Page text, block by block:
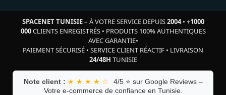
SPACENET TUNISIE– À VOTRE SERVICE DEPUIS2004• +1000
000CLIENTS ENREGISTRÉS• PRODUITS 100% AUTHENTIQUES
AVEC GARANTIE•
PAIEMENT SÉCURISÉ • SERVICE CLIENT RÉACTIF • LIVRAISON
24/48H TUNISIE
Note client : ★ ★ ★ ★ ☆
4/5 ⭐ sur Google Reviews –
Votre e-commerce de confiance en Tunisie.